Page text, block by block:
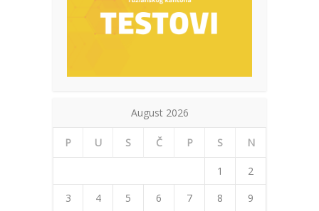
August 2026
P U S Č P S N
1
2
3
4 5 6 7 8
9